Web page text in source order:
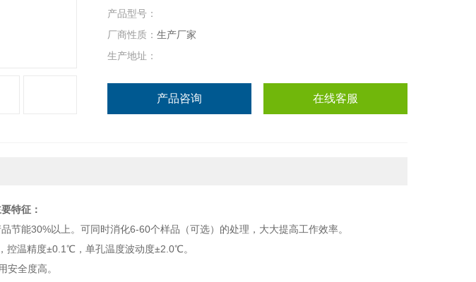
产品型号：
厂商性质： 生产厂家
生产地址：
产品咨询 在线客服
特征：
节能30%以上。 可同时消化6-60个样品（可选） 的处理，大大提高工作效率。
，控温精度±0.1℃，单孔温度波动度±2.0℃。
安全度高。